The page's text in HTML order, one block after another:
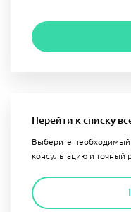
Перейти к списку
Выберите необходимый
консультацию и точный